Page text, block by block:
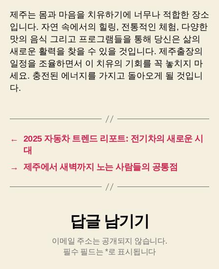
제주는 몸과 마음을 치유하기에 너무나 적합한 장소
입니다. 자연 속에서의 힐링, 전통적인 체험, 다양한
맛의 음식 그리고 프로그램들을 통해 당신은 삶의
새로운 활력을 찾을 수 있을 것입니다. 제주출장의
일정을 조율하면서 이 치유의 기회를 꼭 놓치지 마
세요. 충전된 에너지를 가지고 돌아오게 될 것입니
다.
←
2025 자동차 트렌드 리포트: 전기차의 새로운 시
대
→
제주에서 새벽까지 노는 사람들의 공통점
답글 남기기
이메일 주소는 공개되지 않습니다.
필수 필드는*로 표시됩니다